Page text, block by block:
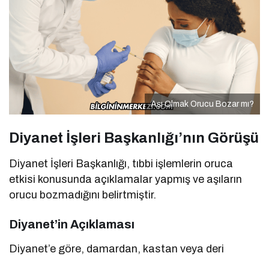
Aşı Olmak Orucu Bozar mı?
Diyanet İşleri Başkanlığı’nın Görüşü
Diyanet İşleri Başkanlığı, tıbbi işlemlerin oruca
etkisi konusunda açıklamalar yapmış ve aşıların
orucu bozmadığını belirtmiştir.
Diyanet’in Açıklaması
Diyanet’e göre, damardan, kastan veya deri